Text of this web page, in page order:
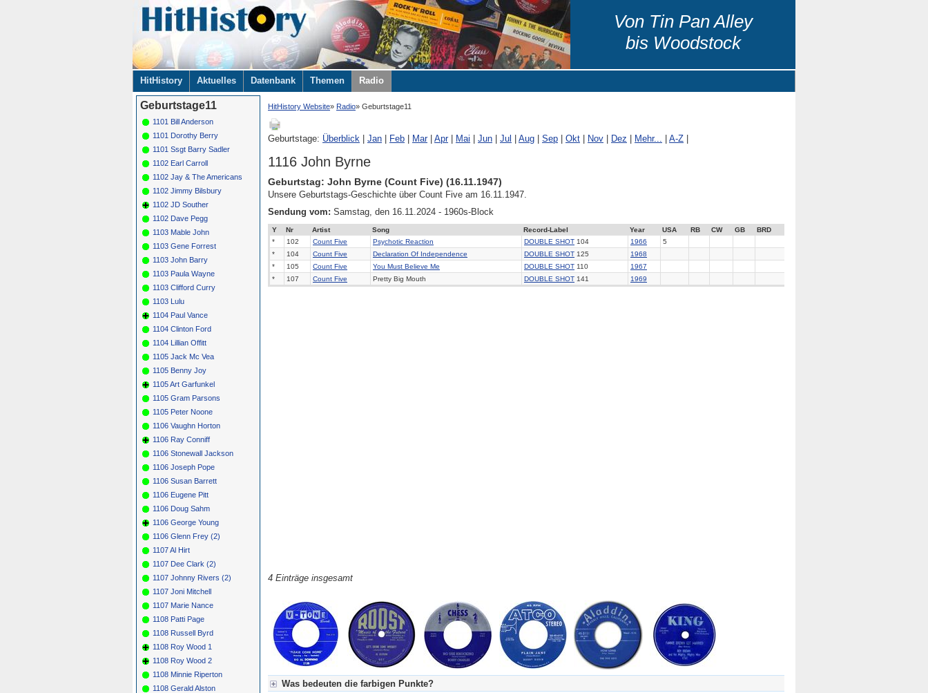
Von Tin Pan Alley
bis Woodstock
Navigation
überspringen
HitHistory Aktuelles Datenbank Themen Radio
HitHistory Website Radio Geburtstage11
Geburtstage: Überblick Jan Feb Mar| Apr| Mai Jun Jul Aug Sep Okt Nov Dez Mehr... A-Z
1116 John Byrne
Geburtstag: John Byrne (Count Five) (16.11.1947)
Unsere Geburtstags-Geschichte über Count Five am 16.11.1947.
Sendung vom: Samstag, den 16.11.2024 - 1960s-Block
Y Nr Artist Song Record-Label Year USA RB CW GB
BRD
*
102 Count Five Psychotic Reaction DOUBLE SHOT 104 1966
5
*
104 Count Five Declaration Of Independence DOUBLE SHOT 125
1968
*
105 Count Five You Must Believe Me DOUBLE SHOT 110
1967
*
107 Count Five Pretty Big Mouth DOUBLE SHOT 141 1969
4 Einträge insgesamt
Was bedeuten die farbigen Punkte?
Geburtstage11
1101 Bill Anderson
1101 Dorothy Berry
1101 Ssgt Barry Sadler
1102 Earl Carroll
1102 Jay & The Americans
1102 Jimmy Bilsbury
1102 JD Souther
1102 Dave Pegg
1103 Mable John
1103 Gene Forrest
1103 John Barry
1103 Paula Wayne
1103 Clifford Curry
1103 Lulu
1104 Paul Vance
1104 Clinton Ford
1104 Lillian Offitt
1105 Jack Mc Vea
1105 Benny Joy
1105 Art Garfunkel
1105 Gram Parsons
1105 Peter Noone
1106 Vaughn Horton
1106 Ray Conniff
1106 Stonewall Jackson
1106 Joseph Pope
1106 Susan Barrett
1106 Eugene Pitt
1106 Doug Sahm
1106 George Young
1106 Glenn Frey (2)
1107 Al Hirt
1107 Dee Clark (2)
1107 Johnny Rivers (2)
1107 Joni Mitchell
1107 Marie Nance
1108 Patti Page
1108 Russell Byrd
1108 Roy Wood 1
1108 Roy Wood 2
1108 Minnie Riperton
1108 Gerald Alston